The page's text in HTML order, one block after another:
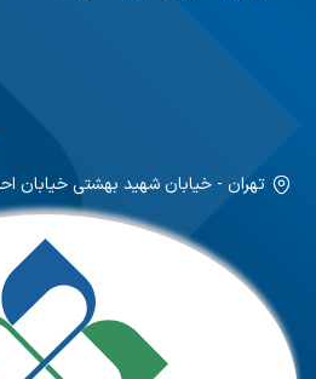
تهران - خیابان شهید بهشتی خیابان